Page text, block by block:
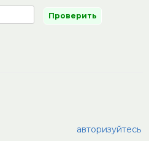
авторизуйтесь